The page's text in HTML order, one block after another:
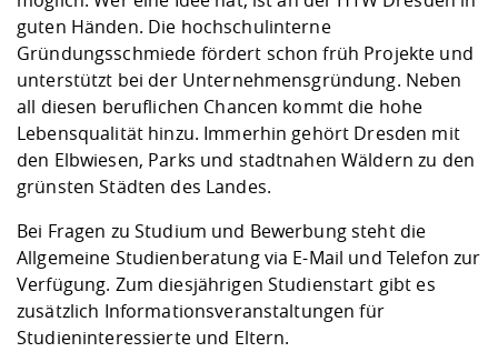
guten Händen. Die hochschulinterne
Gründungsschmiede fördert schon früh Projekte und
unterstützt bei der Unternehmensgründung. Neben
all diesen beruflichen Chancen kommt die hohe
Lebensqualität hinzu. Immerhin gehört Dresden mit
den Elbwiesen, Parks und stadtnahen Wäldern zu den
grünsten Städten des Landes.
Bei Fragen zu Studium und Bewerbung steht die
Allgemeine Studienberatungvia E-Mail und Telefon zur
Verfügung. Zum diesjährigen Studienstart gibt es
zusätzlich Informationsveranstaltungen für
Studieninteressierte und Eltern.